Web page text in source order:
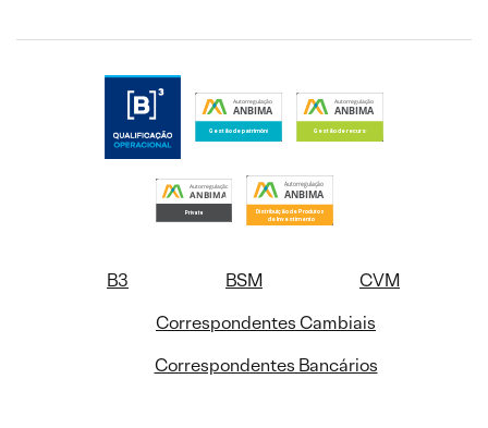
B3 BSM
CVM
Correspondentes Cambiais
Correspondentes Bancários